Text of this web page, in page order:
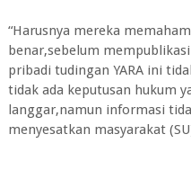
“Harusnya mereka
benar,sebelum
pribadi tudingan YARA ini
tidak ada keputusan hukum
langgar,namun informasi
menyesatkan masyarakat